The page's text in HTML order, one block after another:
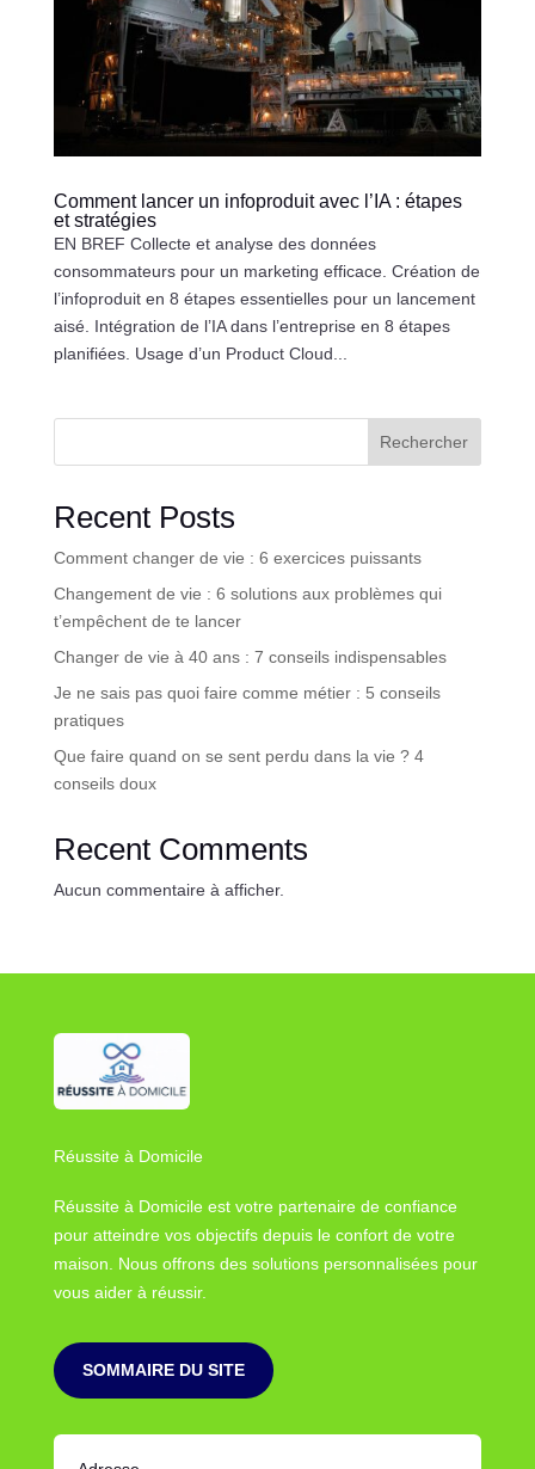
Comment lancer un infoproduit avec l’IA : étapes
et stratégies
EN BREF Collecte et analyse des données
consommateurs pour un marketing efficace. Création de
l’infoproduit en 8 étapes essentielles pour un lancement
aisé. Intégration de l’IA dans l’entreprise en 8 étapes
planifiées. Usage d’un Product Cloud...
Rechercher
Recent Posts
Comment changer de vie : 6 exercices puissants
Changement de vie : 6 solutions aux problèmes qui
t’empêchent de te lancer
Changer de vie à 40 ans : 7 conseils indispensables
Je ne sais pas quoi faire comme métier : 5 conseils
pratiques
Que faire quand on se sent perdu dans la vie ? 4
conseils doux
Recent Comments
Aucun commentaire à afficher.
Réussite à Domicile
Réussite à Domicile est votre partenaire de confiance
pour atteindre vos objectifs depuis le confort de votre
maison. Nous offrons des solutions personnalisées pour
vous aider à réussir.
SOMMAIRE DU SITE